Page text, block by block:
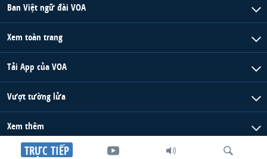
TRỰC TIẾP
Ban Việt ngữ đài VOA
Xem toàn trang
Tải App của VOA
Vượt tường lửa
Xem thêm